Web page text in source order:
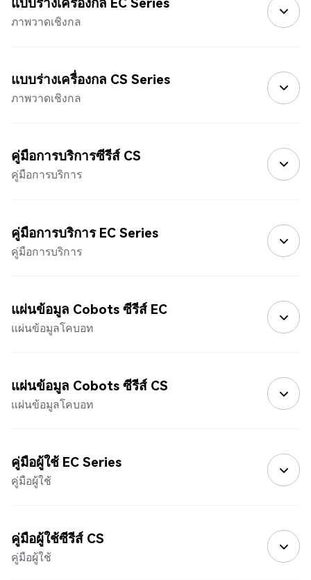
แบบร่างเครื่องกล EC Series
ภาพวาดเชิงกล
แบบร่างเครื่องกล CS Series
ภาพวาดเชิงกล
คู่มือการบริการซีรีส์ CS
คู่มือการบริการ
คู่มือการบริการ EC Series
คู่มือการบริการ
แผ่นข้อมูล Cobots ซีรีส์ EC
แผ่นข้อมูลโคบอท
แผ่นข้อมูล Cobots ซีรีส์ CS
แผ่นข้อมูลโคบอท
คู่มือผู้ใช้ EC Series
คู่มือผู้ใช้
คู่มือผู้ใช้ซีรีส์ CS
คู่มือผู้ใช้